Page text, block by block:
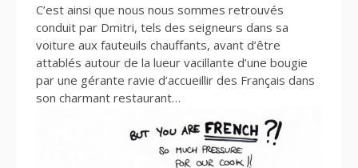
C’est ainsi que nous nous sommes retrouvés
conduit par Dmitri, tels des seigneurs dans sa
voiture aux fauteuils chauffants, avant d’être
attablés autour de la lueur vacillante d’une bougie
par une gérante ravie d’accueillir des Français dans
son charmant restaurant…